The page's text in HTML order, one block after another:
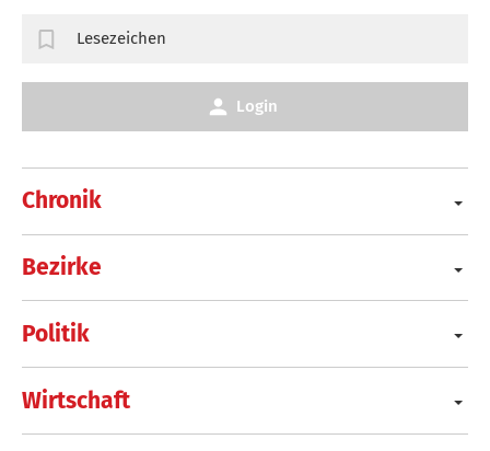
Chronik
Bezirke
Politik
Wirtschaft
Lesezeichen
Login